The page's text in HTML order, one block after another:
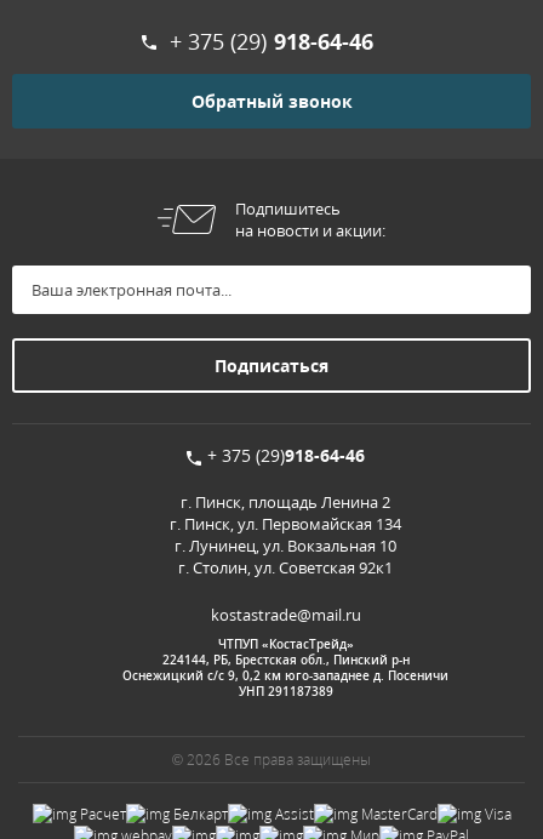
+ 375 (29) 918-64-46
Обратный звонок
Подпишитесь
на новости и акции:
+ 375 (29)918-64-46
г. Пинск, площадь Ленина 2
г. Пинск, ул. Первомайская 134
г. Лунинец, ул. Вокзальная 10
г. Столин, ул. Советская 92к1
kostastrade@mail.ru
ЧТПУП «КостасТрейд»
224144, РБ, Брестская обл., Пинский р-н
Оснежицкий с/с 9, 0,2 км юго-западнее д. Посеничи
УНП 291187389
© 2026 Все права защищены